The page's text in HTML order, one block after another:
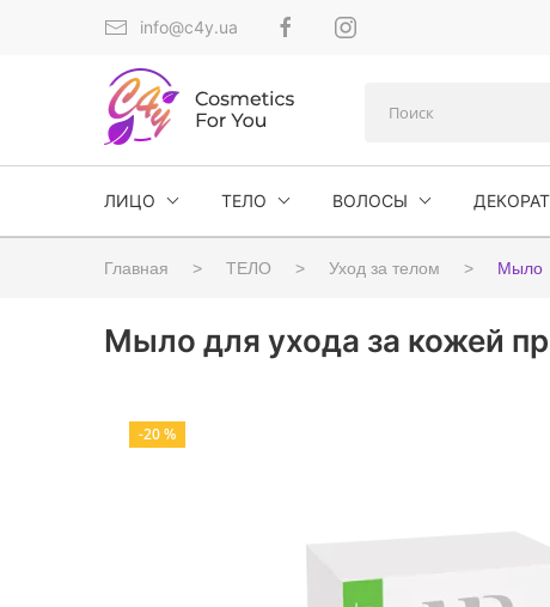
info@c4y.ua
ЛИЦО ТЕЛО ВОЛОСЫ
Главная ТЕЛО Уход за телом Мыло
Мыло для ухода за кожей
-20 %